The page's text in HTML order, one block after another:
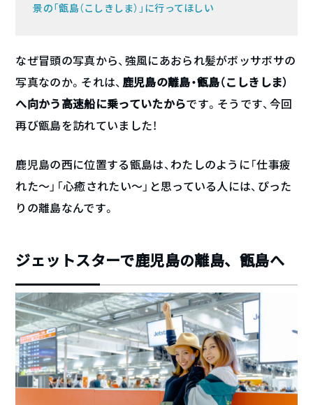
景の「甑島（こしきしま）」に行ってほしい
なぜ冒頭の写真から、強風にあおられ髪がボッサボサの
写真なのか。それは、 鹿児島の離島・甑島（こしきしま）
へ向かう高速船に乗っていたからです。そうです、今回
再び甑島を訪れていました！
鹿児島の西に位置する甑島は、わたしのように「仕事疲
れた〜」「心癒されたい〜」と思っている人には、ぴった
りの離島なんです。
ジェットスターで鹿児島の離島、甑島へ